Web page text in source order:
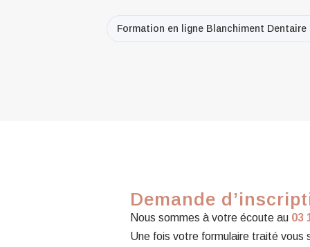
Formation en ligne Blanchiment Dentaire
Demande
Nous sommes à votre écoute au 03
Une fois votre formulaire traité